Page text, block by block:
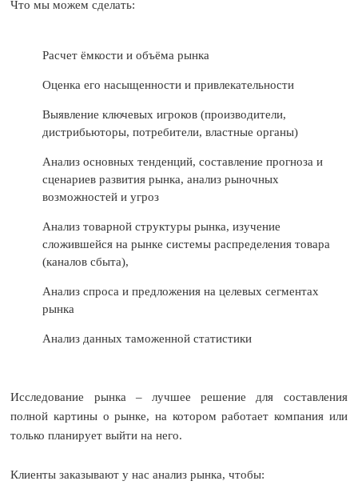
Что мы можем сделать:
Расчет ёмкости и объёма рынка
Оценка его насыщенности и привлекательности
Выявление ключевых игроков (производители,
дистрибьюторы, потребители, властные органы)
Анализ основных тенденций, составление прогноза и
сценариев развития рынка, анализ рыночных
возможностей и угроз
Анализ товарной структуры рынка, изучение
сложившейся на рынке системы распределения товара
(каналов сбыта),
Анализ спроса и предложения на целевых сегментах
рынка
Анализ данных таможенной статистики
Исследование рынка – лучшее решение для составления
полной картины о рынке, на котором работает компания или
только планирует выйти на него.
Клиенты заказывают у нас анализ рынка, чтобы: